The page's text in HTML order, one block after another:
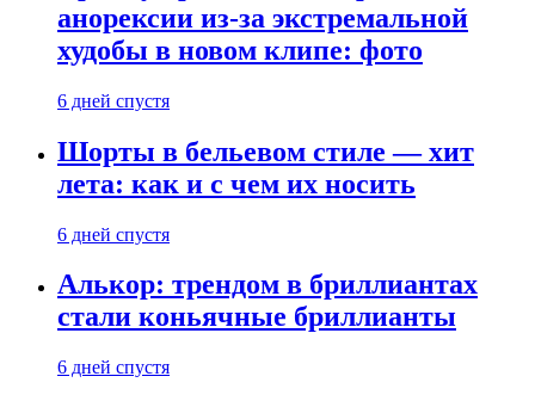
анорексии из-за экстремальной
худобы в новом клипе: фото
6 дней спустя
Шорты в бельевом стиле — хит
лета: как и с чем их носить
6 дней спустя
Алькор: трендом в бриллиантах
стали коньячные бриллианты
6 дней спустя